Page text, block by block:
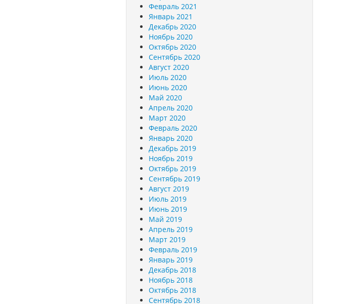
Февраль 2021
Январь 2021
Декабрь 2020
Ноябрь 2020
Октябрь 2020
Сентябрь 2020
Август 2020
Июль 2020
Июнь 2020
Май 2020
Апрель 2020
Март 2020
Февраль 2020
Январь 2020
Декабрь 2019
Ноябрь 2019
Октябрь 2019
Сентябрь 2019
Август 2019
Июль 2019
Июнь 2019
Май 2019
Апрель 2019
Март 2019
Февраль 2019
Январь 2019
Декабрь 2018
Ноябрь 2018
Октябрь 2018
Сентябрь 2018